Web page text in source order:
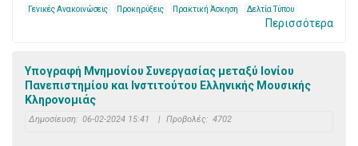
Γενικές Ανακοινώσεις Προκηρύξεις Πρακτική Άσκηση Δελτία Τύπου
Περισσότερα
Υπογραφή Μνημονίου Συνεργασίας μεταξύ Ιονίου
Πανεπιστημίου και Ινστιτούτου Ελληνικής Μουσικής
Κληρονομιάς
Δημοσίευση: 06-02-2024 15:41 | Προβολές: 4702